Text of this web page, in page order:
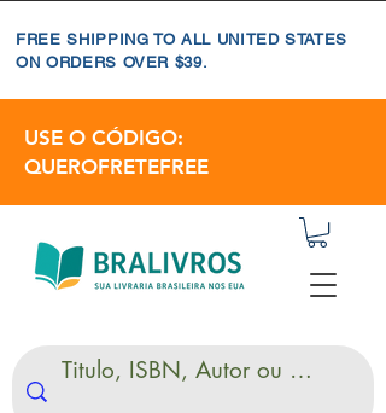
FREE SHIPPING TO ALL UNITED STATES
ON ORDERS OVER $39.
USE O CÓDIGO:
QUEROFRETEFREE